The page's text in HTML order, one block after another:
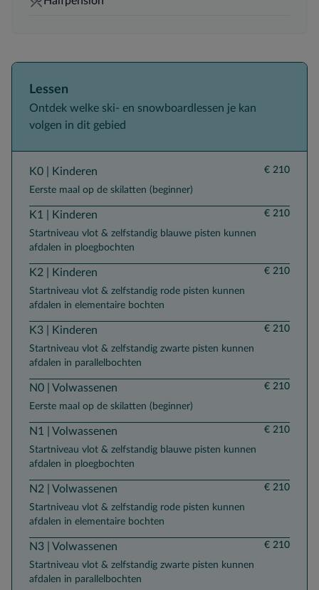
Lessen
Ontdek welke ski- en snowboardlessen je kan
volgen in dit gebied
K0 | Kinderen
Eerste maal op de skilatten (beginner)
€ 210
K1 | Kinderen
Startniveau vlot & zelfstandig blauwe pisten kunnen
afdalen in ploegbochten
€ 210
K2 | Kinderen
Startniveau vlot & zelfstandig rode pisten kunnen
afdalen in elementaire bochten
€ 210
K3 | Kinderen
Startniveau vlot & zelfstandig zwarte pisten kunnen
afdalen in parallelbochten
€ 210
N0 | Volwassenen
Eerste maal op de skilatten (beginner)
€ 210
N1 | Volwassenen
Startniveau vlot & zelfstandig blauwe pisten kunnen
afdalen in ploegbochten
€ 210
N2 | Volwassenen
Startniveau vlot & zelfstandig rode pisten kunnen
afdalen in elementaire bochten
€ 210
N3 | Volwassenen
Startniveau vlot & zelfstandig zwarte pisten kunnen
afdalen in parallelbochten
€ 210